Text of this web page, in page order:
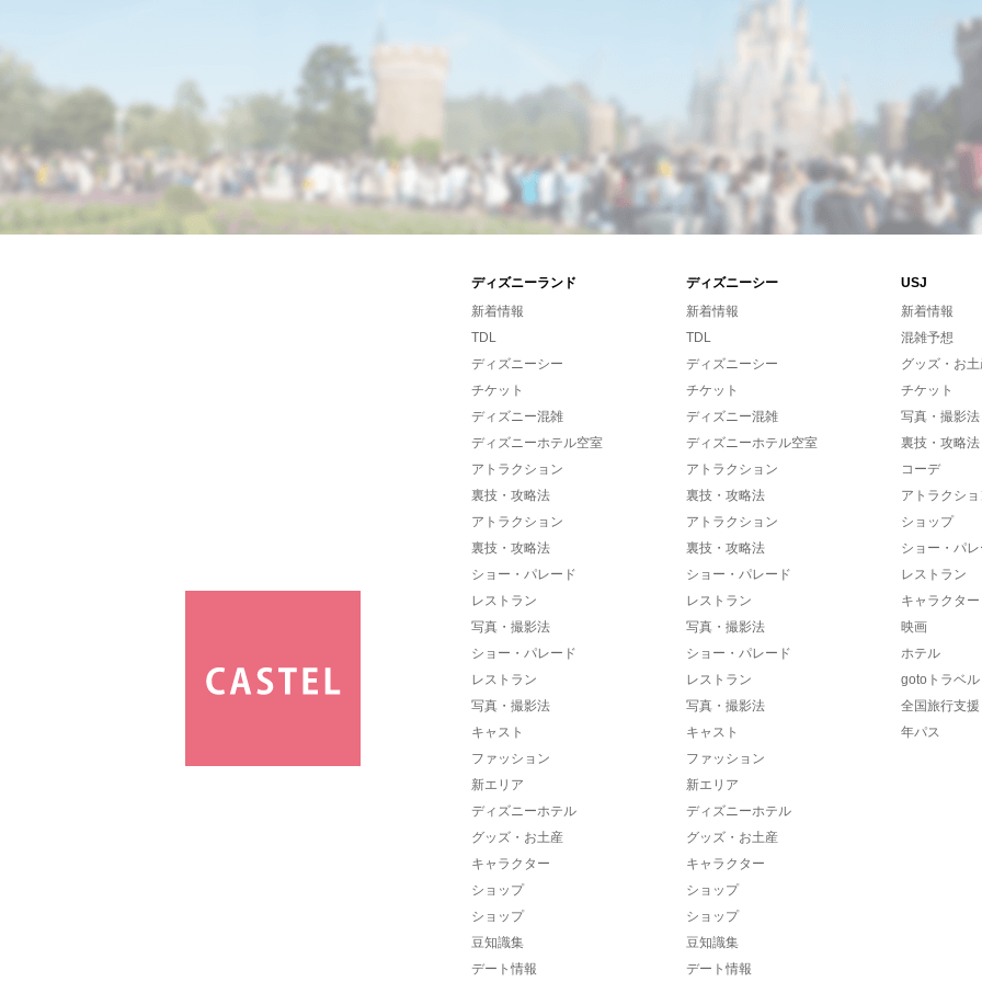
ディズニーランド ディズニーシー
USJ
新着情報
TDL
ディズニーシー
チケット
ディズニー混雑
ディズニーホテル空室
アトラクション
裏技・攻略法
アトラクション
裏技・攻略法
ショー・パレード
レストラン
写真・撮影法
ショー・パレード
レストラン
写真・撮影法
キャスト
ファッション
新エリア
ディズニーホテル
グッズ・お土産
キャラクター
ショップ
ショップ
豆知識集
デート情報
新着情報
TDL
ディズニーシー
チケット
ディズニー混雑
ディズニーホテル空室
アトラクション
裏技・攻略法
アトラクション
裏技・攻略法
ショー・パレード
レストラン
写真・撮影法
ショー・パレード
レストラン
写真・撮影法
キャスト
ファッション
新エリア
ディズニーホテル
グッズ・お土産
キャラクター
ショップ
ショップ
豆知識集
デート情報
新着情報
混雑予想
グッズ・お
チケット
写真・撮影法
裏技・攻略法
コーデ
アトラクシ
ショップ
ショー・パ
レストラン
キャラクター
映画
ホテル
gotoトラベル
全国旅行支援
年パス